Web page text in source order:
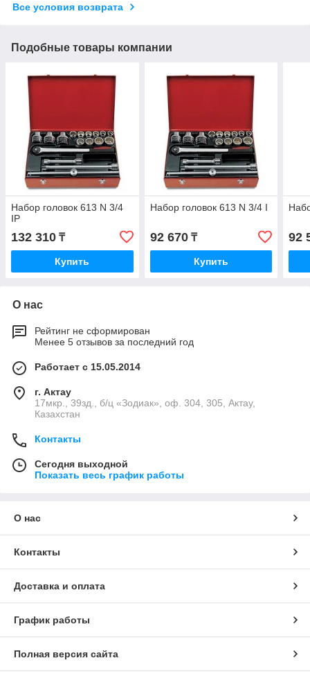
Все условия возврата
Подобные товары компании
Набор головок 613 N 3/4
IP
132 310 ₸
Купить
Набор головок 613 N 3/4 I
92 670₸
Купить
92
О нас
Рейтинг не сформирован
Менее 5 отзывов за последний год
Работает с 15.05.2014
г. Актау
17мкр., 39зд., б/ц «Зодиак», оф. 304, 305, Актау,
Казахстан
Контакты
Сегодня выходной
Показать весь график работы
О нас
Контакты
Доставка и оплата
График работы
Полная версия сайта